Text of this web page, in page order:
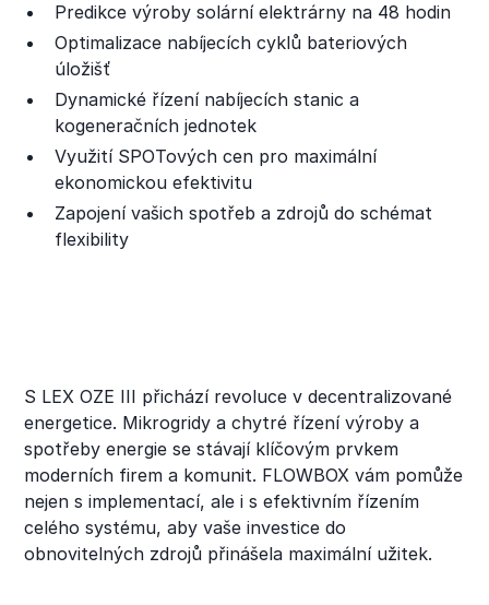
Predikce výroby solární elektrárny na 48 hodin
Optimalizace nabíjecích cyklů bateriových
úložišť
Dynamické řízení nabíjecích stanic a
kogeneračních jednotek
Využití SPOTových cen pro maximální
ekonomickou efektivitu
Zapojení vašich spotřeb a zdrojů do schémat
flexibility
S LEX OZE III přichází revoluce v decentralizované
energetice. Mikrogridy a chytré řízení výroby a
spotřeby energie se stávají klíčovým prvkem
moderních firem a komunit. FLOWBOX vám pomůže
nejen s implementací, ale i s efektivním řízením
celého systému, aby vaše investice do
obnovitelných zdrojů přinášela maximální užitek.